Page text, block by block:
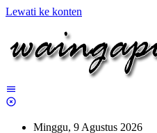
Lewati ke konten
Minggu, 9 Agustus 2026